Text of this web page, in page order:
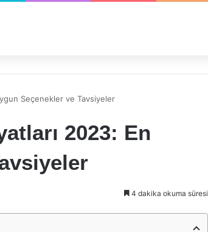
Seçenekler ve Tavsiyeler
2023: En
4 dakika okuma süresi